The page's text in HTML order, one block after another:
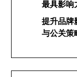
最具影响
提升品牌
与公关策